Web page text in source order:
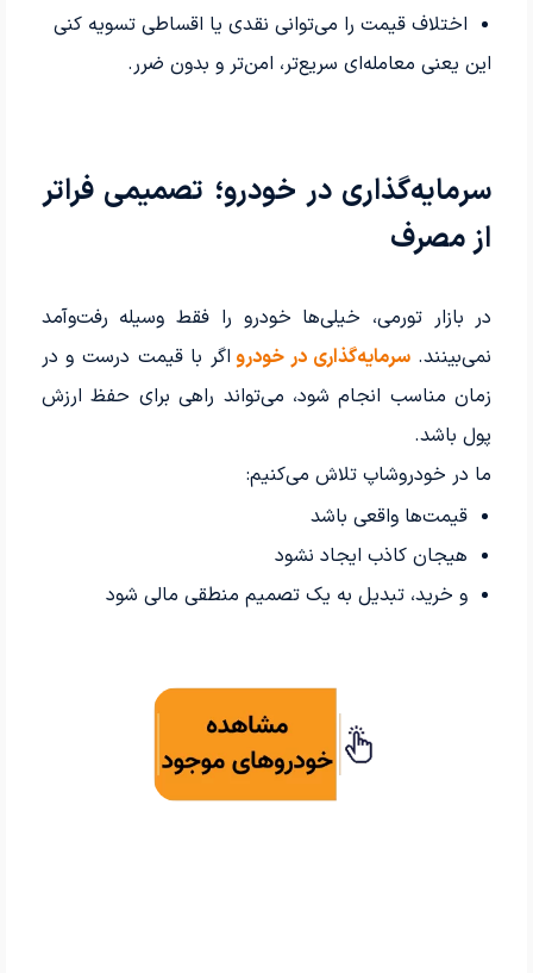
اختلاف قیمت را می‌توانی نقدی یا اقساطی تسویه کنی
این یعنی معامله‌ای سریع‌تر، امن‌تر و بدون ضرر.
سرمایه‌گذاری در خودرو؛ تصمیمی فراتر
از مصرف
در بازار تورمی، خیلی‌ها خودرو را فقط وسیله رفت‌وآمد
نمی‌بینند.سرمایه‌گذاری در خودرو اگر با قیمت درست و در
زمان مناسب انجام شود، می‌تواند راهی برای حفظ ارزش
پول باشد.
ما در خودروشاپ تلاش می‌کنیم:
قیمت‌ها واقعی باشد
هیجان کاذب ایجاد نشود
و خرید، تبدیل به یک تصمیم منطقی مالی شود